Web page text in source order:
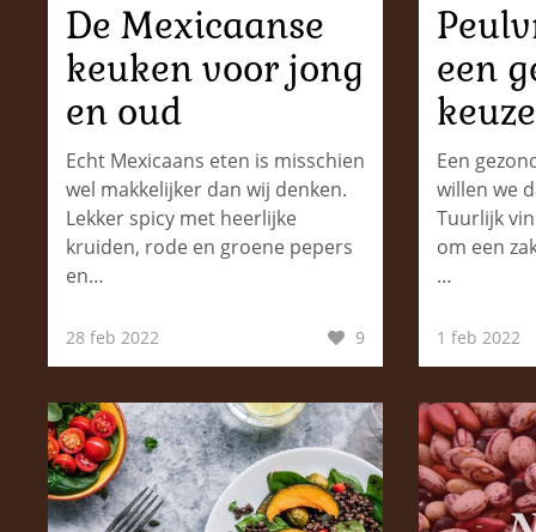
De Mexicaanse
keuken voor jong
en oud
Echt Mexicaans eten is misschien
wel makkelijker dan wij denken.
Lekker spicy met heerlijke
kruiden, rode en groene pepers
en…
28 feb 2022 9
een
keuze
Een
willen we
Tuurlijk
om een
…
1 feb 2022